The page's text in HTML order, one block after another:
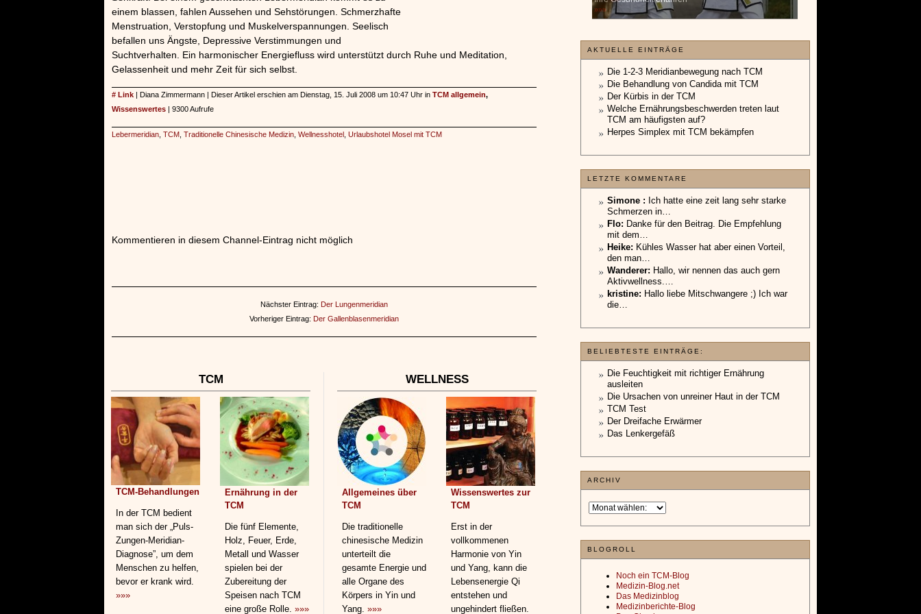
einem blassen, fahlen Aussehen und Sehstörungen. Schmerzhafte
Menstruation, Verstopfung und Muskelverspannungen. Seelisch
befallen uns Ängste, Depressive Verstimmungen und
Suchtverhalten. Ein harmonischer Energiefluss wird unterstützt durch Ruhe und Meditation,
Gelassenheit und mehr Zeit für sich selbst.
# Link | Diana Zimmermann | Dieser Artikel erschien am Dienstag, 15. Juli 2008 um 10:47 Uhr in TCM allgemein,
Wissenswertes | 9300 Aufrufe
Lebermeridian TCM Traditionelle Chinesische Medizin Wellnesshotel Urlaubshotel Mosel mit TCM
Kommentieren in diesem Channel-Eintrag nicht möglich
Nächster Eintrag: Der Lungenmeridian
Vorheriger Eintrag: Der Gallenblasenmeridian
TCM
TCM-Behandlungen
In der TCM bedient
man sich der „Puls-
Zungen-Meridian-
Diagnose”, um dem
Menschen zu helfen,
bevor er krank wird.
»»»
Ernährung in der
TCM
Die fünf Elemente,
Holz, Feuer, Erde,
Metall und Wasser
spielen bei der
Zubereitung der
Speisen nach TCM
eine große Rolle. »»»
WELLNESS
Allgemeines über
TCM
Die traditionelle
chinesische Medizin
unterteilt die
gesamte Energie und
alle Organe des
Körpers in Yin und
Yang. »»»
Wissenswertes zur
TCM
Erst in der
vollkommenen
Harmonie von Yin
und Yang, kann die
Lebensenergie Qi
entstehen und
ungehindert fließen.
unterliegt.
»»»
AKTUELLE EINTRÄGE
Die 1-2-3 Meridianbewegung nach TCM
Die Behandlung von Candida mit TCM
Der Kürbis in der TCM
Welche Ernährungsbeschwerden treten laut
TCM am häufigsten auf?
Herpes Simplex mit TCM bekämpfen
LETZTE KOMMENTARE
Simone : Ich hatte eine zeit lang sehr starke
Schmerzen in…
Flo: Danke für den Beitrag. Die Empfehlung
mit dem…
Heike: Kühles Wasser hat aber einen Vorteil,
den man…
Wanderer: Hallo, wir nennen das auch gern
Aktivwellness.…
kristine: Hallo liebe Mitschwangere ;) Ich war
die…
BELIEBTESTE EINTRÄGE:
Die Feuchtigkeit mit richtiger Ernährung
ausleiten
Die Ursachen von unreiner Haut in der TCM
TCM Test
Der Dreifache Erwärmer
Das Lenkergefäß
ARCHIV
BLOGROLL
Noch ein TCM-Blog
Medizin-Blog.net
Das Medizinblog
Medizinberichte-Blog